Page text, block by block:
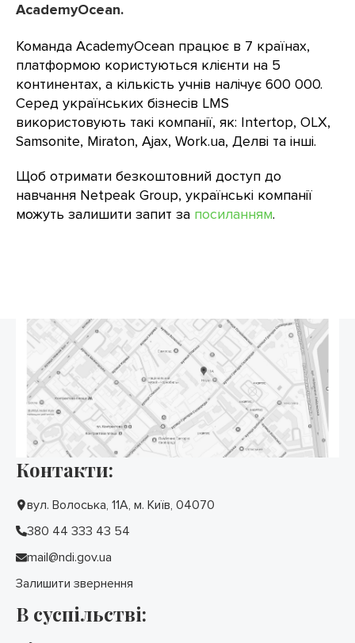
AcademyOcean.
Команда AcademyOcean працює в 7 країнах,
платформою користуються клієнти на 5
континентах, а кількість учнів налічує 600 000.
Серед українських бізнесів LMS
використовують такі компанії, як: Intertop, OLX,
Samsonite, Miraton, Ajax, Work.ua, Делві та інші.
Щоб отримати безкоштовний доступ до
навчання Netpeak Group, українські компанії
можуть залишити запит за посиланням.
Контакти:
вул. Волоська, 11А, м. Київ, 04070
380 44 333 43 54
mail@ndi.gov.ua
Залишити звернення
В суспільстві: